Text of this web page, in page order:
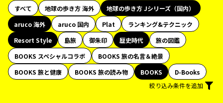
すべて 地球の歩き方 海外
地球の歩き方 Jシリーズ（国内）
aruco 海外
aruco 国内 Plat
ランキング&テクニック
Resort Style
島旅 御朱印 歴史時代
旅の図鑑
BOOKS スペシャルコラボ
BOOKS 旅の名言＆絶景
BOOKS 旅と健康
BOOKS 旅の読み物 BOOKS
D-Books
絞り込み条件を追加